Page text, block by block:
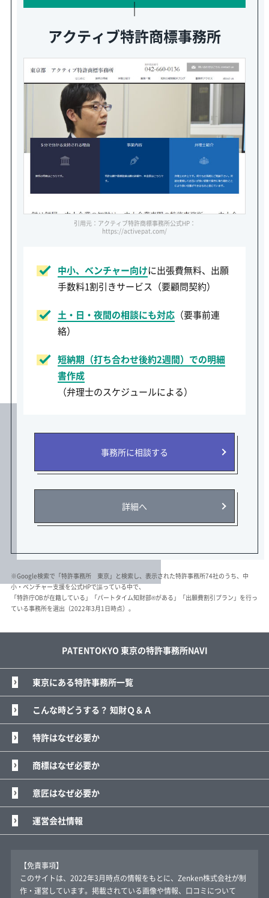
アクティブ特許商標事務所
引用元：アクティブ特許商標事務所公式HP：
https://activepat.com/
中小、ベンチャー向けに出張費無料、出願
手数料1割引きサービス（要顧問契約）
土・日・夜間の相談にも対応（要事前連
絡）
短納期（打ち合わせ後約2週間）での明細
書作成
（弁理士のスケジュールによる）
事務所に相談する
詳細へ
※Google検索で「特許事務所 東京」と検索し、表示された特許事務所74社のうち、中
小・ベンチャー支援を公式HPで謳っている中で、
「特許庁OBが在籍している」「パートタイム知財部®がある」「出願費割引プラン」を行っ
ている事務所を選出（2022年3月1日時点）。
PATENTOKYO 東京の特許事務所NAVI
東京にある特許事務所一覧
こんな時どうする？ 知財Ｑ＆Ａ
特許はなぜ必要か
商標はなぜ必要か
意匠はなぜ必要か
運営会社情報
【免責事項】
このサイトは、2022年3月時点の情報をもとに、Zenken株式会社が制
作・運営しています。掲載されている画像や情報、口コミについて